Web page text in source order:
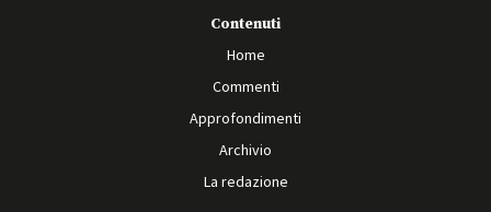
Contenuti
Home
Commenti
Approfondimenti
Archivio
La redazione